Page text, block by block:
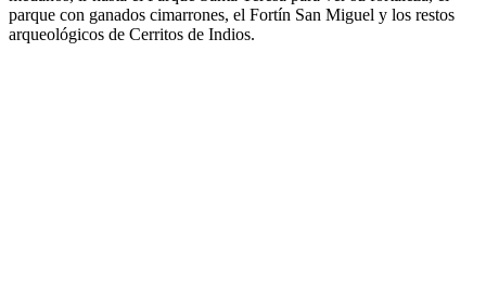
parque con ganados cimarrones, el Fortín San Miguel y los restos
arqueológicos de Cerritos de Indios.